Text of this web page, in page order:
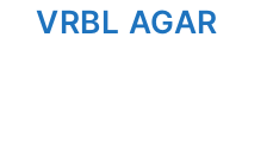
VRBL AGAR